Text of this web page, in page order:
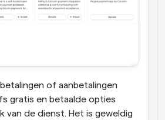
of aanbetalingen
gratis en betaalde opties
van de dienst. Het is geweldig